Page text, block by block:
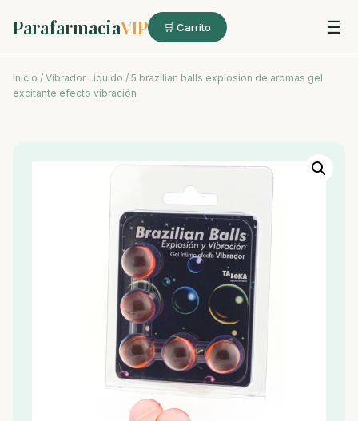
ParafarmaciaVIP 🛒 Carrito ☰
Inicio / Vibrador Liquido / 5 brazilian balls explosion de aromas gel
excitante efecto vibración